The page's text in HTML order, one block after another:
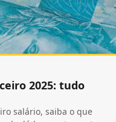
2025: tudo
salário, saiba o que